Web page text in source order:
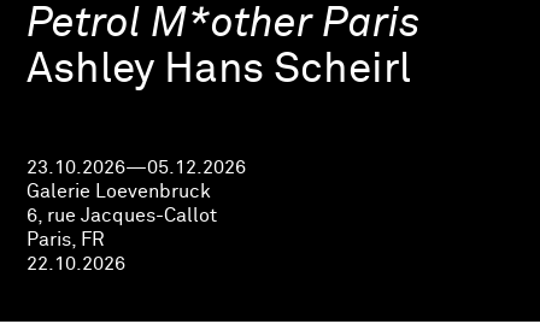
Petrol M*other Paris
Ashley Hans Scheirl
23.10.2026—05.12.2026
Galerie Loevenbruck
6, rue Jacques-Callot
Paris, FR
22.10.2026